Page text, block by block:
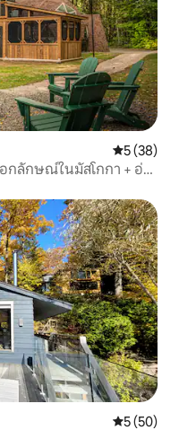
คะแนนเฉลี่
5 (38)
กลักษณ์ในมัสโกกา + อ่าง
คะแนนเฉลี่
5 (50)